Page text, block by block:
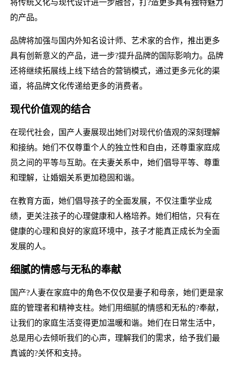
将传统文化与现代设计进一步融合，打?造更多具有独特魅力
的产品。
品牌将加强与国内外知名设计师、艺术家的合作，推出更多
具有创新意义的产品，进一步?提升品牌的国际影响力。品牌
还将继续拓展线上线下结合的营销模式，通过更多元化的渠
道，将品牌文化传递给更多的消费者。
现代价值观的结合
在现代社会，国产人妻展现出她们对现代价值观的深刻理解
和接纳。她们不仅尊重个人的独立性和自由，还尊重家庭成
员之间的平等与互助。在夫妻关系中，她们倡导平等、尊重
和理解，让婚姻关系更加稳固和谐。
在教育方面，她们倡导孩子的全面发展，不仅注重学业成
绩，更关注孩子的心理健康和人格培养。她们相信，只有在
健康的心理和良好的家庭环境中，孩子才能真正成长为全面
发展的人。
细腻的情感与无私的奉献
国产?人妻在家庭中的角色不仅仅是妻子和母亲，她们更是家
庭的管理者和精神支柱。她们用细腻的情感和无私的?奉献，
让我们的家庭生活变得更加温暖和谐。她们在日常生活中，
总是用心去倾听我们的心声，理解我们的需求，给予我们最
真诚的?关怀和支持。